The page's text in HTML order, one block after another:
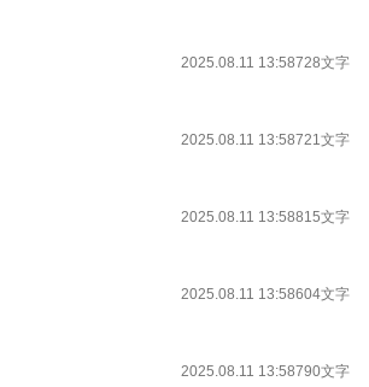
2025.08.11 13:58728文字
2025.08.11 13:58721文字
2025.08.11 13:58815文字
2025.08.11 13:58604文字
2025.08.11 13:58790文字